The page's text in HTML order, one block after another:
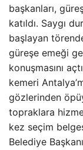
başkanları,
katıldı. Saygı
başlayan
güreşe emeği
konuşmasını
kemeri
gözlerinden
topraklara
kez seçim
Belediye